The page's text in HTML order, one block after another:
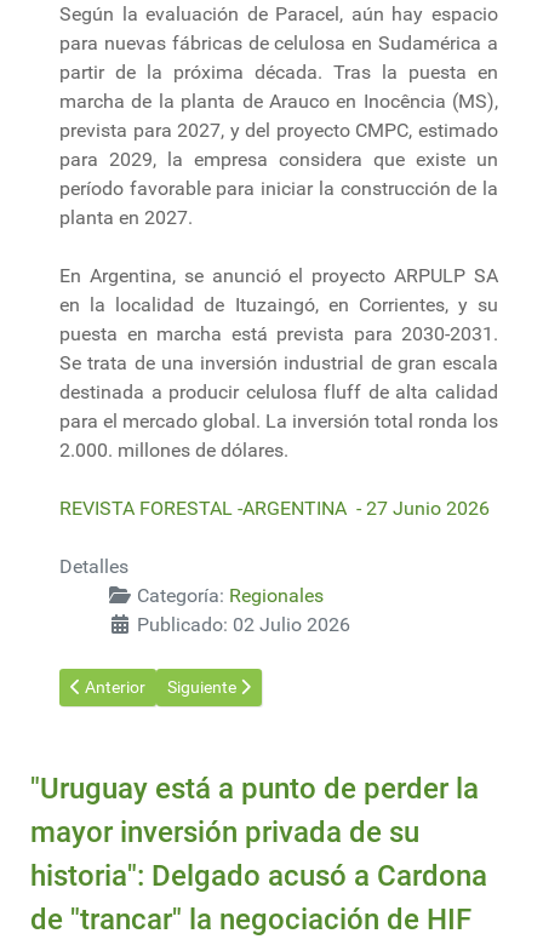
Según la evaluación de Paracel, aún hay espacio
para nuevas fábricas de celulosa en Sudamérica a
partir de la próxima década. Tras la puesta en
marcha de la planta de Arauco en Inocência (MS),
prevista para 2027, y del proyecto CMPC, estimado
para 2029, la empresa considera que existe un
período favorable para iniciar la construcción de la
planta en 2027.
En Argentina, se anunció el proyecto ARPULP SA
en la localidad de Ituzaingó, en Corrientes, y su
puesta en marcha está prevista para 2030-2031.
Se trata de una inversión industrial de gran escala
destinada a producir celulosa fluff de alta calidad
para el mercado global. La inversión total ronda los
2.000. millones de dólares.
REVISTA FORESTAL -ARGENTINA - 27 Junio 2026
Detalles
Categoría: Regionales
Publicado: 02 Julio 2026
Artículo anterior: Una nueva crecida en Brasil pone bajo
Anterior Artículo siguiente: Brasil impulsa un
Siguiente
"Uruguay está a punto de perder la
mayor inversión privada de su
historia": Delgado acusó a Cardona
de "trancar" la negociación de HIF